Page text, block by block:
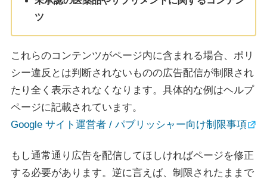
ツ
これらのコンテンツがページ内に含まれる場合、ポリ
シー違反とは判断されないものの広告配信が制限され
たり全く表示されなくなります。具体的な例はヘルプ
ページに記載されています。
Google サイト運営者 / パブリッシャー向け制限事項
もし通常通り広告を配信してほしければページを修正
する必要があります。逆に言えば、制限されたままで